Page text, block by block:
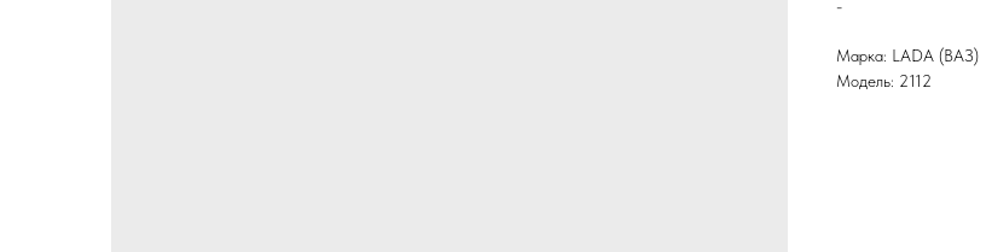
-
Марка: LADA (ВАЗ)
Модель: 2112